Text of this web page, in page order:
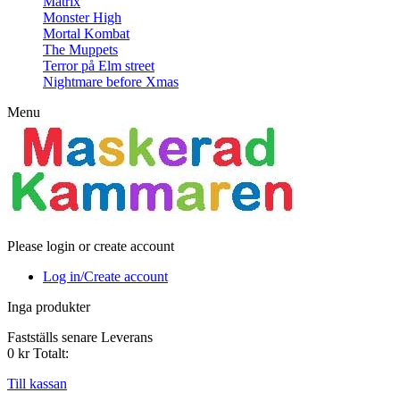
Monster High
Mortal Kombat
The Muppets
Terror på Elm street
Nightmare before Xmas
Menu
Please login or create account
Log in/Create account
Inga produkter
Fastställs senare Leverans
0 kr Totalt:
Till kassan